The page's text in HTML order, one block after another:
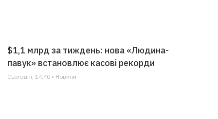
$1,1 млрд за тиждень: нова «Людина-
павук» встановлює касові рекорди
Сьогодні, 14:40 • Новини